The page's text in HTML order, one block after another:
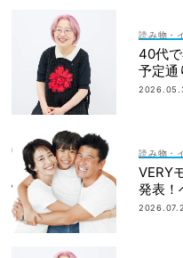
読み物・
40代
予定通
みさん
読み物・
VERY
発表！
簿も大